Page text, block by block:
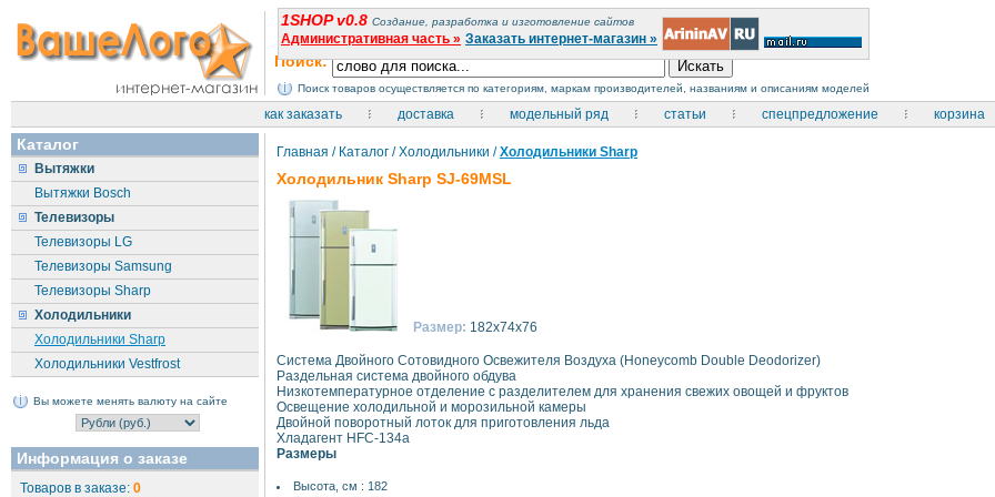
Поиск:
Поиск товаров осуществляется по категориям, маркам производителей, названиям и описаниям моделей
как заказать доставка модельный ряд статьи спецпредложение корзина
Каталог
Вытяжки
Вытяжки Bosch
Телевизоры
Телевизоры LG
Телевизоры Samsung
Телевизоры Sharp
Холодильники
Холодильники Sharp
Холодильники Vestfrost
Вы можете менять валюту на сайте
Информация о заказе
Товаров в заказе: 0
Главная / Каталог / Холодильники / Холодильники Sharp
Холодильник Sharp SJ-69MSL
Размер: 182x74x76
Система Двойного Сотовидного Освежителя Воздуха (Honeycomb Double Deodorizer)
Раздельная система двойного обдува
Низкотемпературное отделение с разделителем для хранения свежих овощей и фруктов
Освещение холодильной и морозильной камеры
Двойной поворотный лоток для приготовления льда
Хладагент HFC-134a
Размеры
Высота, см : 182
1SHOP v0.8 Создание, разработка и изготовление сайтов
Административная часть » Заказать интернет-магазин »